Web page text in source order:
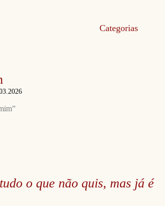
Categorias
o que não quis, mas já é